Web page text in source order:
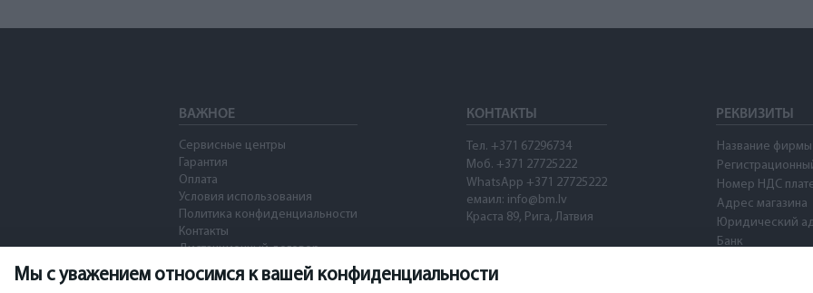
Мы с уважением относимся к вашей конфиденциальности
ВАЖНОЕ
Сервисные центры
Гарантия
Оплата
Условия использования
Политика конфиденциальности
Контакты
Дистанционный договор
КОНТАКТЫ
Тел. +371 67296734
Моб. +371 27725222
WhatsApp +371 27725222
емаил: info@bm.lv
Краста 89, Рига, Латвия
РЕКВИЗИТЫ
Название фирмы
Номер НДС
Адрес магазина
Юридический
Банк